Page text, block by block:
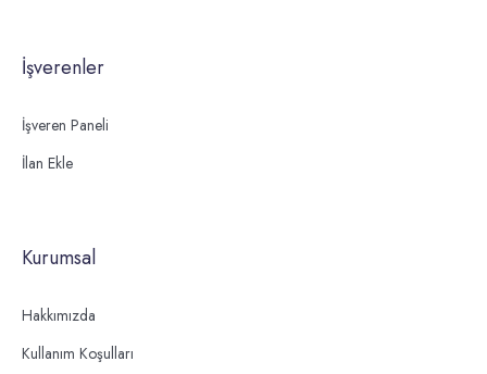
İşverenler
İşveren Paneli
İlan Ekle
Kurumsal
Hakkımızda
Kullanım Koşulları